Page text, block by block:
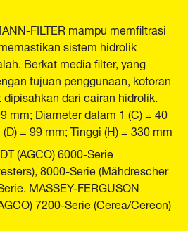
FILTER mampu memfiltrasi
sistem hidrolik
Berkat media filter, yang
tujuan penggunaan, kotoran
dari cairan hidrolik.
mm; Diameter dalam 1 (C) = 40
= 99 mm; Tinggi (H) = 330 mm
(AGCO) 6000-Serie
8000-Serie (Mähdrescher
MASSEY-FERGUSON
7200-Serie (Cerea/Cereon)